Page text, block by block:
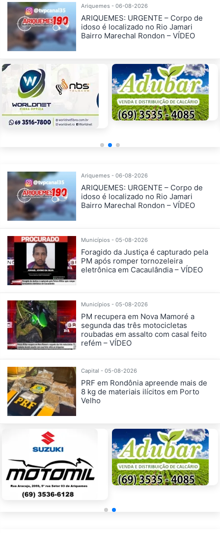
Ariquemes - 06-08-2026
ARIQUEMES: URGENTE – Corpo de
idoso é localizado no Rio Jamari
Bairro Marechal Rondon – VÍDEO
Ariquemes - 06-08-2026
ARIQUEMES: URGENTE – Corpo de
idoso é localizado no Rio Jamari
Bairro Marechal Rondon – VÍDEO
Municípios - 05-08-2026
Foragido da Justiça é capturado pela
PM após romper tornozeleira
eletrônica em Cacaulândia – VÍDEO
Municípios - 05-08-2026
PM recupera em Nova Mamoré a
segunda das três motocicletas
roubadas em assalto com casal feito
refém – VÍDEO
Capital - 05-08-2026
PRF em Rondônia apreende mais de
8 kg de materiais ilícitos em Porto
Velho